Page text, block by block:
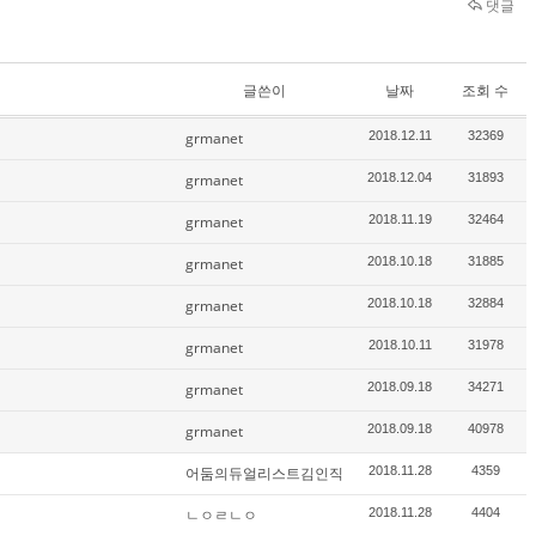
댓글
글쓴이 날짜 조회 수
grmanet 2018.12.11 32369
grmanet 2018.12.04 31893
grmanet 2018.11.19 32464
grmanet 2018.10.18 31885
grmanet 2018.10.18 32884
grmanet 2018.10.11 31978
grmanet 2018.09.18 34271
grmanet 2018.09.18 40978
어둠의듀얼리스트김인직 2018.11.28 4359
ㄴㅇㄹㄴㅇ 2018.11.28 4404